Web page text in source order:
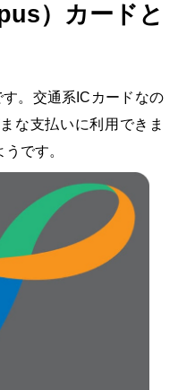
）カードと
。交通系ICカードなの
な支払いに利用できま
です。